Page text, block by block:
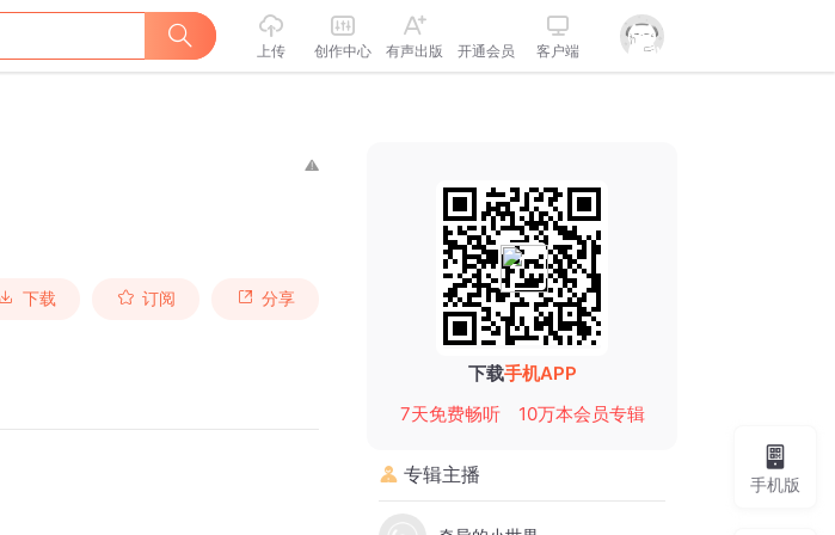
上传 创作中心 有声出版 开通会员 客户端
下载 订阅 分享
下载手机APP
7天免费畅听
10万本会员专辑
专辑主播 手机版